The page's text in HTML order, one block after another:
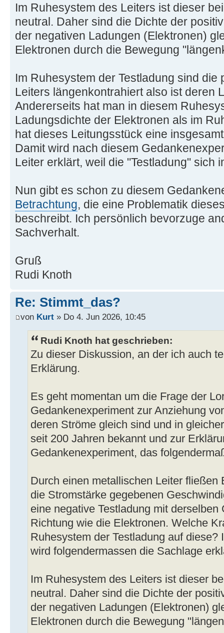
Im Ruhesystem des Leiters ist dieser
neutral. Daher sind die Dichte der
der negativen Ladungen (Elektronen)
Elektronen durch die Bewegung
Im Ruhesystem der Testladung sind die
Leiters längenkontrahiert also ist deren
Andererseits hat man in diesem
Ladungsdichte der Elektronen als im
hat dieses Leitungsstück eine
Damit wird nach diesem
Leiter erklärt, weil die "Testladung" sich
Nun gibt es schon zu diesem
Betrachtung, die eine Problematik
beschreibt. Ich persönlich bevorzuge
Sachverhalt.
Gruß
Rudi Knoth
Re: Stimmt_das?
von Kurt » Do 4. Jun 2026, 10:45
Rudi Knoth hat geschrieben:
Zu dieser Diskussion, an der ich auch
Erklärung.
Es geht momentan um die Frage der
Gedankenexperiment zur Anziehung
deren Ströme gleich sind und in
seit 200 Jahren bekannt und zur
Gedankenexperiment, das
Durch einen metallischen Leiter fließen
die Stromstärke gegebenen
eine negative Testladung mit derselben
Richtung wie die Elektronen. Welche
Ruhesystem der Testladung auf diese?
wird folgendermassen die Sachlage
Im Ruhesystem des Leiters ist dieser
neutral. Daher sind die Dichte der
der negativen Ladungen (Elektronen)
Elektronen durch die Bewegung